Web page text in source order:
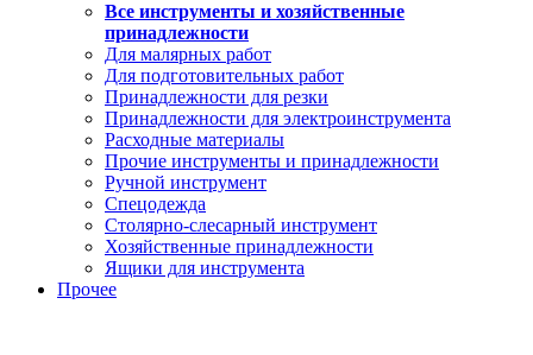
Все инструменты и хозяйственные
принадлежности
Для малярных работ
Для подготовительных работ
Принадлежности для резки
Принадлежности для электроинструмента
Расходные материалы
Прочие инструменты и принадлежности
Ручной инструмент
Спецодежда
Столярно-слесарный инструмент
Хозяйственные принадлежности
Ящики для инструмента
Прочее